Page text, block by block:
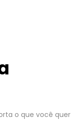
o que você quer